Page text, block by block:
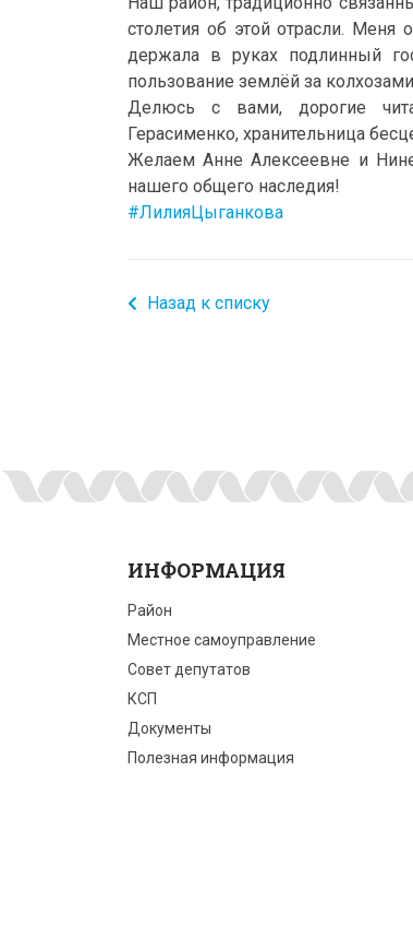
столетия об этой отрасли. Меня
держала в руках подлинный
пользование землёй за
Делюсь с вами, дорогие
Герасименко, хранительница
Желаем Анне Алексеевне и
нашего общего наследия!
#ЛилияЦыганкова
Назад к списку
ИНФОРМАЦИЯ
Район
Местное самоуправление
Совет депутатов
КСП
Документы
Полезная информация